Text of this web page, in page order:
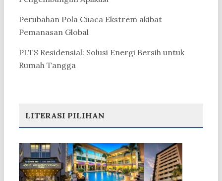
Perubahan Pola Cuaca Ekstrem akibat
Pemanasan Global
PLTS Residensial: Solusi Energi Bersih untuk
Rumah Tangga
LITERASI PILIHAN